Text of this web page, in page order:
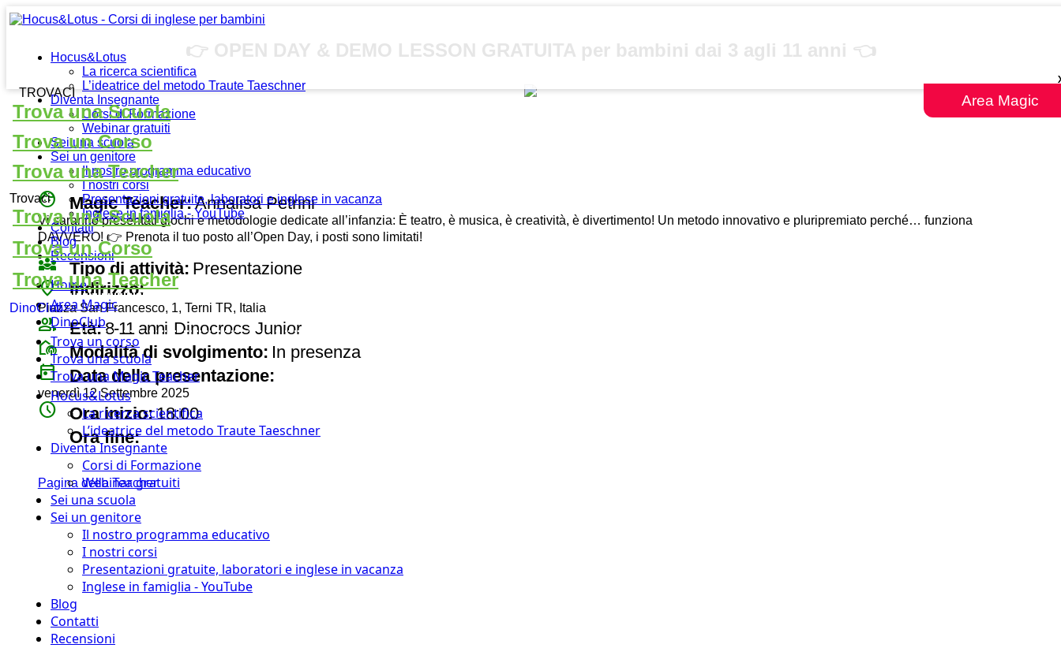
Hocus&Lotus
La ricerca scientifica
L’ideatrice del metodo Traute Taeschner
Diventa Insegnante
Corsi di Formazione
Webinar gratuiti
Sei una scuola
Sei un genitore
Il nostro programma educativo
I nostri corsi
Presentazioni gratuite, laboratori e inglese in vacanza
Inglese in famiglia - YouTube
Contatti
Blog
Recensioni
Home
Area Magic
DinoClub
Trova un corso
Trova una scuola
Trova una Magic Teacher
Hocus&Lotus
La ricerca scientifica
L’ideatrice del metodo Traute Taeschner
Diventa Insegnante
Corsi di Formazione
Webinar gratuiti
Sei una scuola
Sei un genitore
Il nostro programma educativo
I nostri corsi
Presentazioni gratuite, laboratori e inglese in vacanza
Inglese in famiglia - YouTube
Blog
Contatti
Recensioni
Area Magic
TROVACI
Trova una Scuola
Trova un Corso
Trova una Teacher
Trovaci
Trova una Scuola
Trova un Corso
Trova una Teacher
DinoClub
👉 OPEN DAY & DEMO LESSON GRATUITA per bambini dai 3 agli 11 anni 👈
face Magic Teacher:Annalisa Petrini
Vi saranno presentati giochi e metodologie dedicate all’infanzia: È teatro, è musica, è creatività, è divertimento! Un metodo innovativo e pluripremiato perché… funziona
DAVVERO! 👉 Prenota il tuo posto all’Open Day, i posti sono limitati!
diversity_3 Tipo di attività: Presentazione
place Indirizzo:
Piazza San Francesco, 1, Terni TR, Italia
group Età:8-11 anni Dinocrocs Junior
broadcast_on_personal Modalità di svolgimento: In presenza
today Data della presentazione:
venerdì 12 Settembre 2025
watch_later Ora inizio:18:00
Ora fine:
Pagina della Teacher